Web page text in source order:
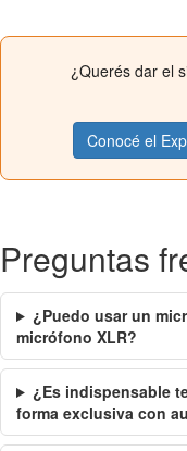
¿Querés dar el
Conocé el
Preguntas
¿Puedo usar un
micrófono XLR?
¿Es indispensable
forma exclusiva con